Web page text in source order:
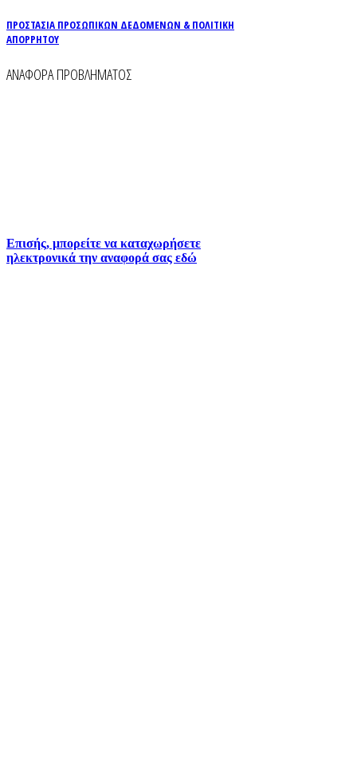
ΠΡΟΣΤΑΣΙΑ ΠΡΟΣΩΠΙΚΩΝ ΔΕΔΟΜΕΝΩΝ & ΠΟΛΙΤΙΚΗ
ΑΠΟΡΡΗΤΟΥ
ΑΝΑΦΟΡΑ ΠΡΟΒΛΗΜΑΤΟΣ
Επισής, μπορείτε να καταχωρήσετε
ηλεκτρονικά την αναφορά σας εδώ